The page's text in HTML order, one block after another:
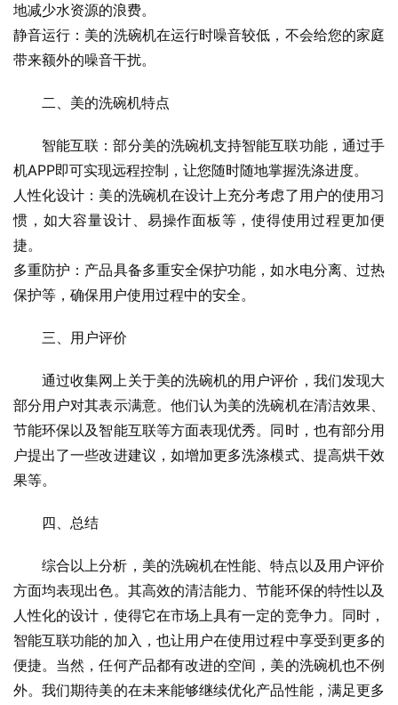
地减少水资源的浪费。
静音运行：美的洗碗机在运行时噪音较低，不会给您的家庭
带来额外的噪音干扰。
二、美的洗碗机特点
智能互联：部分美的洗碗机支持智能互联功能，通过手
机APP即可实现远程控制，让您随时随地掌握洗涤进度。
人性化设计：美的洗碗机在设计上充分考虑了用户的使用习
惯，如大容量设计、易操作面板等，使得使用过程更加便
捷。
多重防护：产品具备多重安全保护功能，如水电分离、过热
保护等，确保用户使用过程中的安全。
三、用户评价
通过收集网上关于美的洗碗机的用户评价，我们发现大
部分用户对其表示满意。他们认为美的洗碗机在清洁效果、
节能环保以及智能互联等方面表现优秀。同时，也有部分用
户提出了一些改进建议，如增加更多洗涤模式、提高烘干效
果等。
四、总结
综合以上分析，美的洗碗机在性能、特点以及用户评价
方面均表现出色。其高效的清洁能力、节能环保的特性以及
人性化的设计，使得它在市场上具有一定的竞争力。同时，
智能互联功能的加入，也让用户在使用过程中享受到更多的
便捷。当然，任何产品都有改进的空间，美的洗碗机也不例
外。我们期待美的在未来能够继续优化产品性能，满足更多